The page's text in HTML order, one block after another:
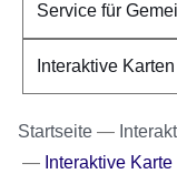
Service für
Interaktive Karten
Startseite
Interaktive